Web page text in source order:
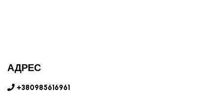
АДРЕС
+380985616961